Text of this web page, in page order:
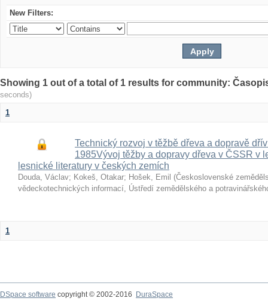
New Filters:
Showing 1 out of a total of 1 results for community:
seconds)
1
Technický rozvoj v těžbě dřeva a dopravě
1985Vývoj těžby a dopravy dřeva v ČSSR v
lesnické literatury v českých zemích
Douda, Václav; Kokeš, Otakar; Hošek, Emil (Československé
vědeckotechnických informací, Ústředí zemědělského a
1
DSpace software copyright © 2002-2016
DuraSpace